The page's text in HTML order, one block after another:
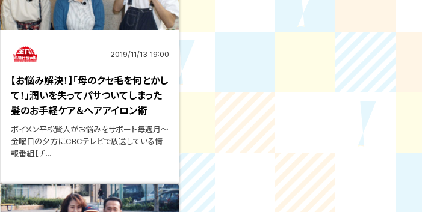
2019/11/13 19:00
【お悩み解決！】「母のクセ毛を何とかし
て！」潤いを失ってパサついてしまった
髪のお手軽ケア＆ヘアアイロン術
ボイメン平松賢人がお悩みをサポート毎週月～
金曜日の夕方にCBCテレビで放送している情
報番組【チ...